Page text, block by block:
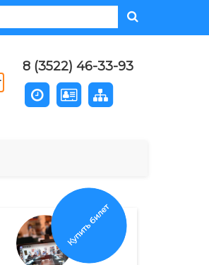
Купить билет
8 (3522) 46-33-93